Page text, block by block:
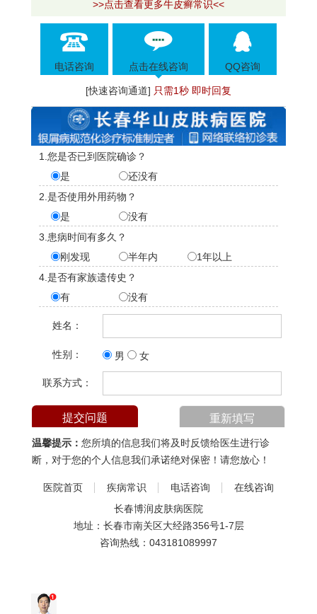
>>点击查看更多牛皮癣常识<<
电话咨询 点击在线咨询 QQ咨询
[快速咨询通道] 只需1秒 即时回复
1.您是否已到医院确诊？
是
还没有
2.是否使用外用药物？
是
没有
3.患病时间有多久？
刚发现
半年内
1年以上
4.是否有家族遗传史？
有
没有
姓名：
性别： 男 女
联系方式：
温馨提示： 您所填的信息我们将及时反馈给医生进行诊
断，对于您的个人信息我们承诺绝对保密！请您放心！
医院首页 疾病常识 电话咨询
在线咨询
长春博润皮肤病医院
地址：长春市南关区大经路356号1-7层
咨询热线： 043181089997